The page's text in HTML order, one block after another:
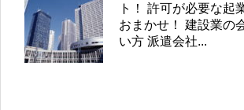
ト！ 許可が必要な起
おまかせ！ 建設業の
い方 派遣会社...